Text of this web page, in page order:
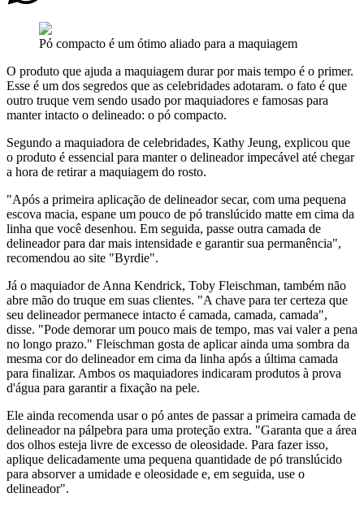
Pó compacto é um ótimo aliado para a maquiagem
O produto que ajuda a maquiagem durar por mais tempo é o primer.
Esse é um dos segredos que as celebridades adotaram. o fato é que
outro truque vem sendo usado por maquiadores e famosas para
manter intacto o delineado: o pó compacto.
Segundo a maquiadora de celebridades, Kathy Jeung, explicou que
o produto é essencial para manter o delineador impecável até chegar
a hora de retirar a maquiagem do rosto.
"Após a primeira aplicação de delineador secar, ​​com uma pequena
escova macia, espane um pouco de pó translúcido matte em cima da
linha que você desenhou. Em seguida, passe outra camada de
delineador para dar mais intensidade e garantir sua permanência",
recomendou ao site "Byrdie".
Já o maquiador de Anna Kendrick, Toby Fleischman, também não
abre mão do truque em suas clientes. "A chave para ter certeza que
seu delineador permanece intacto é camada, camada, camada",
disse. "Pode demorar um pouco mais de tempo, mas vai valer a pena
no longo prazo." Fleischman gosta de aplicar ainda uma sombra da
mesma cor do delineador em cima da linha após a última camada
para finalizar. Ambos os maquiadores indicaram produtos à prova
d'água para garantir a fixação na pele.
Ele ainda recomenda usar o pó antes de passar a primeira camada de
delineador na pálpebra para uma proteção extra. "Garanta que a área
dos olhos esteja livre de excesso de oleosidade. Para fazer isso,
aplique delicadamente uma pequena quantidade de pó translúcido
para absorver a umidade e oleosidade e, em seguida, use o
delineador".